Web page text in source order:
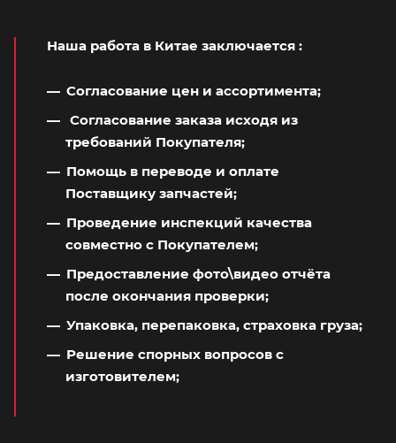
Наша работа в Китае заключается :
Согласование цен и ассортимента;
Согласование заказа исходя из
требований Покупателя;
Помощь в переводе и оплате
Поставщику запчастей;
Проведение инспекций качества
совместно с Покупателем;
Предоставление фото\видео отчёта
после окончания проверки;
Упаковка, перепаковка, страховка груза;
Решение спорных вопросов с
изготовителем;